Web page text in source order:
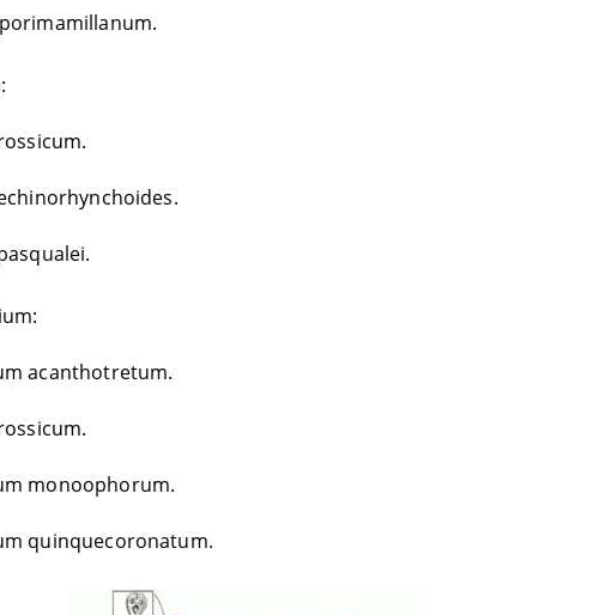
acanthotretum.
monoophorum.
quinquecoronatum.